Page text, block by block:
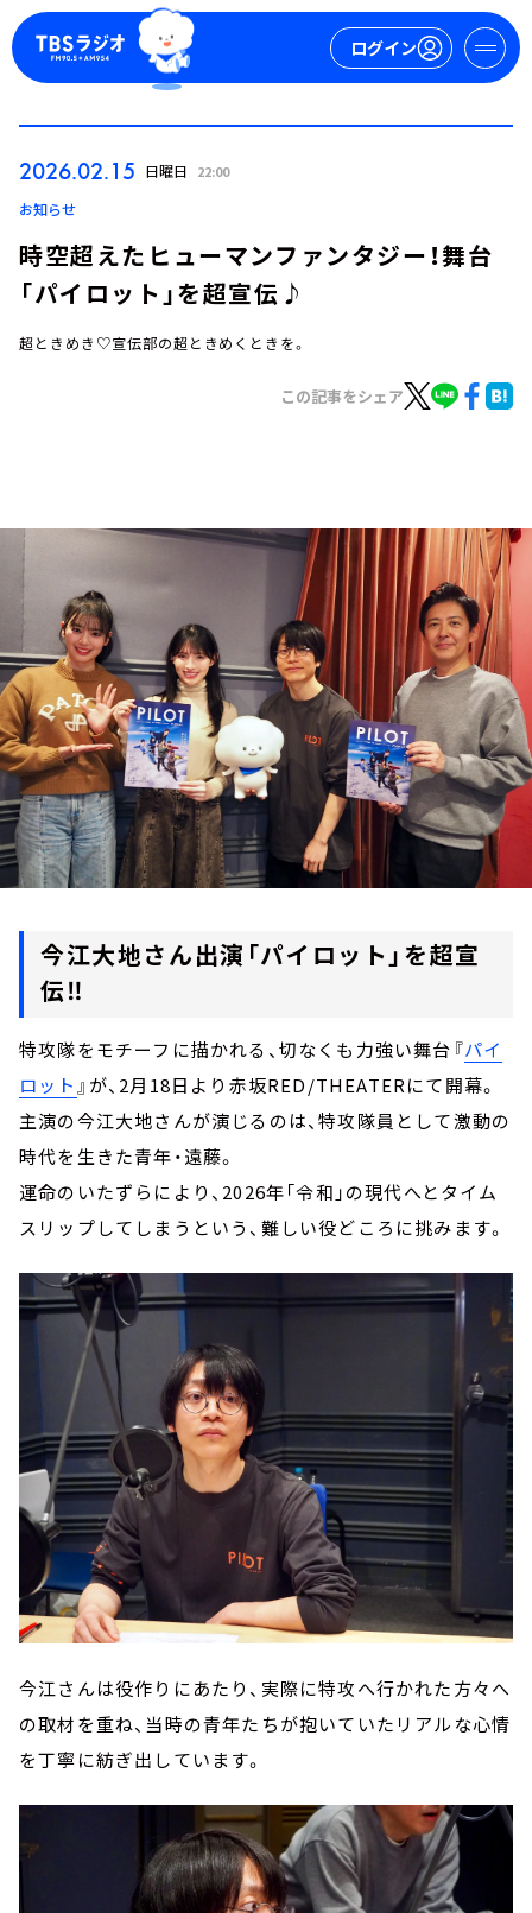
ログイン
お知らせ
YouTube
会社情報
2026.02.15 日曜日 22:00
お知らせ
時空超えたヒューマンファンタジー！舞台
「パイロット」を超宣伝♪
超ときめき♡宣伝部の超ときめくときを。
この記事をシェア
今江大地さん出演「パイロット」を超宣
伝‼
特攻隊をモチーフに描かれる、切なくも力強い舞台『パイ
ロット』が、2月18日より赤坂RED/THEATERにて開幕。
主演の今江大地さんが演じるのは、特攻隊員として激動の
時代を生きた青年・遠藤。
運命のいたずらにより、2026年「令和」の現代へとタイム
スリップしてしまうという、難しい役どころに挑みます。
今江さんは役作りにあたり、実際に特攻へ行かれた方々へ
の取材を重ね、当時の青年たちが抱いていたリアルな心情
を丁寧に紡ぎ出しています。